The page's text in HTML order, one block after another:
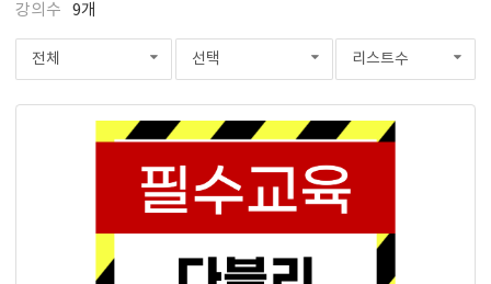
강의수 9개
전체 선택 리스트수